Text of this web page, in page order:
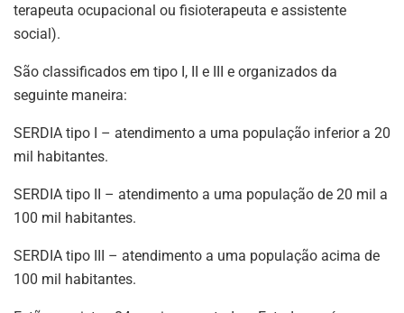
terapeuta ocupacional ou fisioterapeuta e assistente
social).
São classificados em tipo I, II e III e organizados da
seguinte maneira:
SERDIA tipo I – atendimento a uma população inferior a 20
mil habitantes.
SERDIA tipo II – atendimento a uma população de 20 mil a
100 mil habitantes.
SERDIA tipo III – atendimento a uma população acima de
100 mil habitantes.